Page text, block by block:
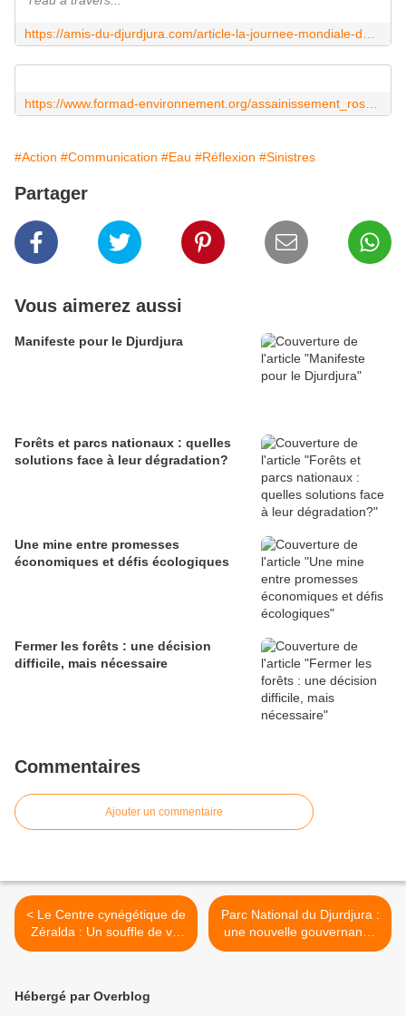
#Action #Communication #Eau #Réflexion #Sinistres
Partager
Vous aimerez aussi
Manifeste pour le Djurdjura
Forêts et parcs nationaux : quelles
solutions face à leur dégradation?
Une mine entre promesses
économiques et défis écologiques
Fermer les forêts : une décision
difficile, mais nécessaire
Commentaires
Ajouter un commentaire
< Le Centre cynégétique de
Zéralda : Un souffle de vie
pour la faune algérienne
Parc National du Djurdjura :
une nouvelle gouvernance
participative pour la gestion
Hébergé par Overblog